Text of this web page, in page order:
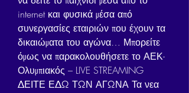
internet και φυσικά μέσα από
συνεργασίες εταιριών που έχουν τα
δικαιώματα του αγώνα… Μπορείτε
όμως να παρακολουθήσετε το ΑΕΚ-
Ολυμπιακός – LIVE STREAMING
ΔΕΙΤΕ ΕΔΩ ΤΩΝ ΑΓΩΝΑ Τα νεα